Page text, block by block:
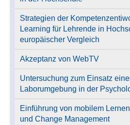
Strategien der
Learning für Lehrende in
europäischer Vergleich
Akzeptanz von WebTV
Untersuchung zum Einsatz
Laborumgebung in der
Einführung von mobilem
und Change Management